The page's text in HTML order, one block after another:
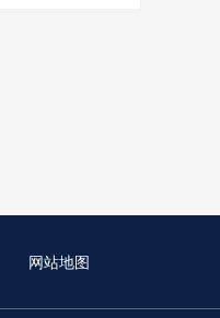
网站地图